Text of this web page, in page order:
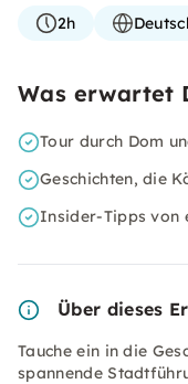
2h
Was erwartet
Tour durch Dom
Geschichten, die
Insider-Tipps von
Über dieses
Tauche ein in die
spannende